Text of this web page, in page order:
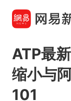
ATP最
缩小与
101